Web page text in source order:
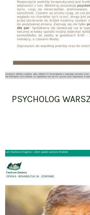
PSYCHOLOG